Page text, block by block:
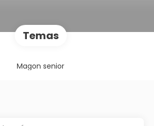
Temas
Magon senior